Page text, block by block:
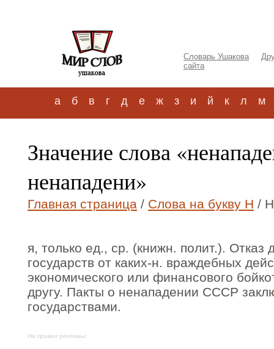
Словарь Ушакова
сайта
а б в г д е ж з и й к л м
Значение слова
ненападени»
Главная страница / Слова на букву Н /
я, только ед., ср. (книжн. полит.). Отказ
государств от каких-н. враждебных
экономического или финансового
другу. Пакты о ненападении СССР
государствами.
На правах рекламы: